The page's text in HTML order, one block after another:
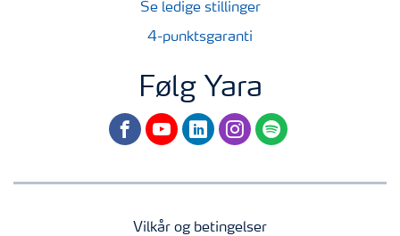
Se ledige stillinger
4-punktsgaranti
Følg Yara
facebookyoutubelinkedininstagram
spotify
Vilkår og betingelser